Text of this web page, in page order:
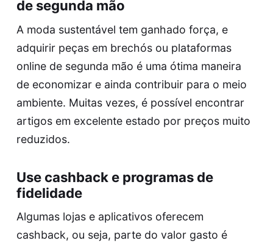
de segunda mão
A moda sustentável tem ganhado força, e
adquirir peças em brechós ou plataformas
online de segunda mão é uma ótima maneira
de economizar e ainda contribuir para o meio
ambiente. Muitas vezes, é possível encontrar
artigos em excelente estado por preços muito
reduzidos.
Use cashback e programas de
fidelidade
Algumas lojas e aplicativos oferecem
cashback, ou seja, parte do valor gasto é